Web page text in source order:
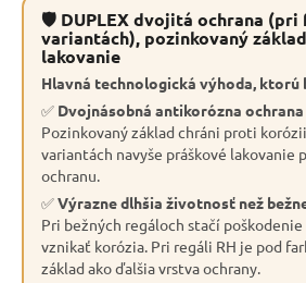
🛡 DUPLEX dvojitá ochrana (pri
variantách), pozinkovaný
lakovanie
Hlavná technologická výhoda, ktorú
✅ Dvojnásobná antikorózna ochrana
Pozinkovaný základ chráni proti
variantách navyše práškové lakovanie
ochranu.
✅Výrazne dlhšia životnosť než
Pri bežných regáloch stačí poškodenie
vznikať korózia. Pri regáli RH je pod
základ ako ďalšia vrstva ochrany.